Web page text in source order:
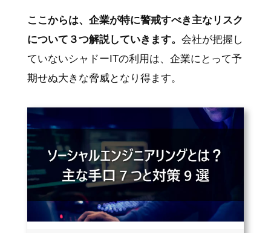
ここからは、企業が特に警戒すべき主なリスク
について３つ解説していきます。 会社が把握し
ていないシャドーITの利用は、企業にとって予
期せぬ大きな脅威となり得ます。